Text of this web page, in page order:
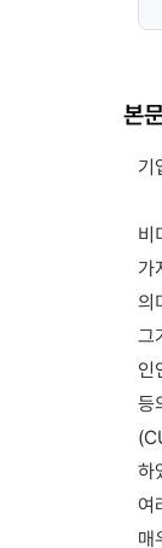
본
기
비
가
의
그
인
등
하
여
매